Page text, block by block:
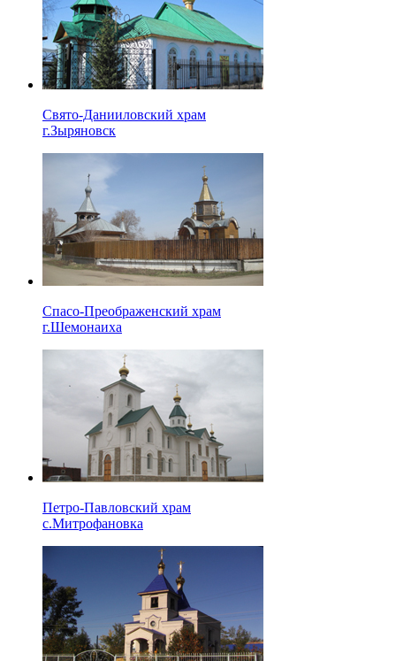
Свято-Данииловский храм
г.Зыряновск
Спасо-Преображенский храм
г.Шемонаиха
Петро-Павловский храм
с.Митрофановка